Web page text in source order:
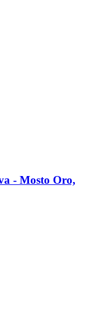
-​ Mosto Oro,